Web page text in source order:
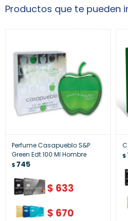
Productos que te pueden
Perfume Casapueblo S&P
Green Edt 100 Ml Hombre
$745
$ 633
$ 670
$